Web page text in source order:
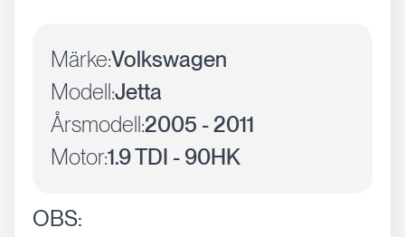
Märke:Volkswagen
Modell:Jetta
Årsmodell:2005 - 2011
Motor:1.9 TDI - 90HK
OBS: